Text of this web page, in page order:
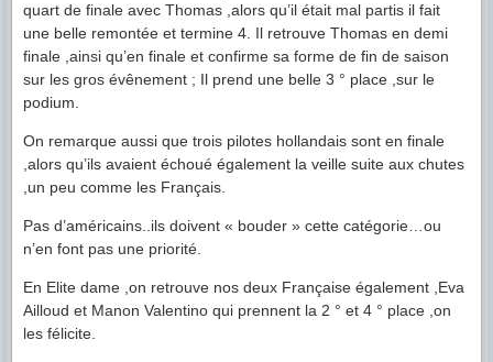
quart de finale avec Thomas ,alors qu’il était mal partis il fait
une belle remontée et termine 4. Il retrouve Thomas en demi
finale ,ainsi qu’en finale et confirme sa forme de fin de saison
sur les gros évênement ; Il prend une belle 3 ° place ,sur le
podium.
On remarque aussi que trois pilotes hollandais sont en finale
,alors qu’ils avaient échoué également la veille suite aux chutes
,un peu comme les Français.
Pas d’américains..ils doivent « bouder » cette catégorie…ou
n’en font pas une priorité.
En Elite dame ,on retrouve nos deux Française également ,Eva
Ailloud et Manon Valentino qui prennent la 2 ° et 4 ° place ,on
les félicite.